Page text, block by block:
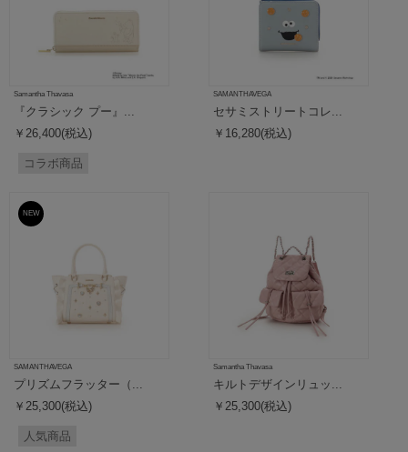
Samantha Thavasa
『クラシック プー』...
￥26,400(税込)
コラボ商品
SAMANTHAVEGA
セサミストリートコレ...
￥16,280(税込)
NEW
SAMANTHAVEGA
プリズムフラッター（...
￥25,300(税込)
人気商品
Samantha Thavasa
キルトデザインリュッ...
￥25,300(税込)